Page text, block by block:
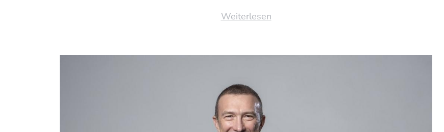
Weiterlesen